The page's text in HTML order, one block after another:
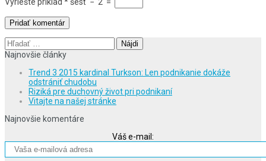
Vyriešte príklad *šesť − 2 =
Hľadať:
Najnovšie články
Trend 3 2015 kardinal Turkson: Len podnikanie dokáže
odstrániť chudobu
Riziká pre duchovný život pri podnikaní
Vitajte na našej stránke
Najnovšie komentáre
Váš e-mail: